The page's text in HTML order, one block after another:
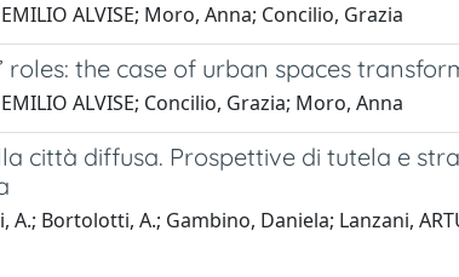
ALVISE; Moro, Anna; Concilio, Grazia
roles: the case of urban spaces
ALVISE; Concilio, Grazia; Moro, Anna
città diffusa. Prospettive di tutela e
A.; Bortolotti, A.; Gambino, Daniela; Lanzani,